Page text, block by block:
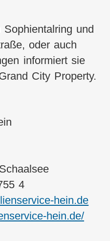
und
oder auch
informiert sie
City Property.
4
hein.de
hein.de/